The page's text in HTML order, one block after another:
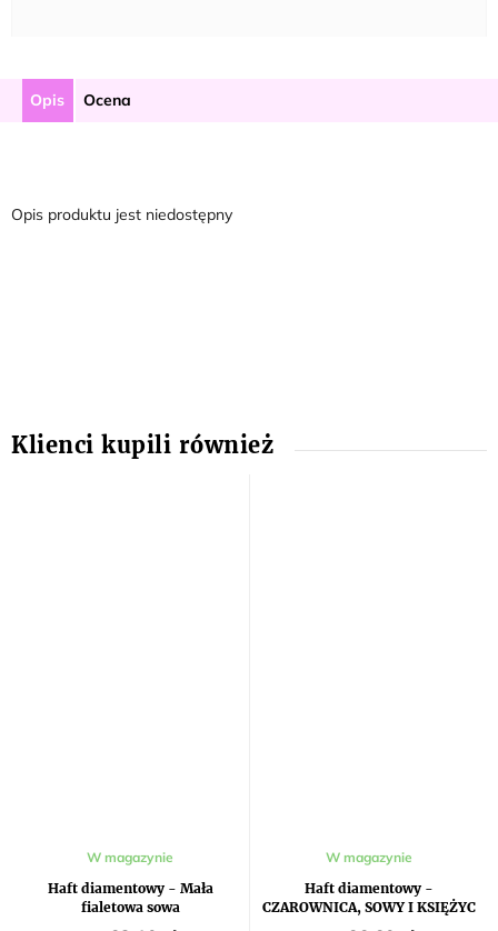
Opis Ocena
Opis produktu jest niedostępny
Haft diamentowy - Mała
fialetowa sowa
W magazynie
Haft diamentowy -
CZAROWNICA, SOWY I KSIĘŻYC
W magazynie